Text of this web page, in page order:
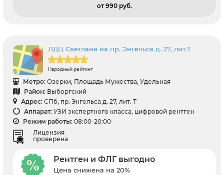
от 990 pуб.
ЛДЦ Светлана на пр. Энгельса д. 27, лит.Т
Народный рейтинг
Метро: Озерки, Площадь Мужества, Удельная
Район: Выборгский
Адрес: СПб, пр. Энгельса д. 27, лит. Т
Аппарат: УЗИ экспертного класса, цифровой рентген
Режим работы: 08:00-20:00
Лицензия
проверена
Рентген и ФЛГ выгодно
Цена снижена на 20%